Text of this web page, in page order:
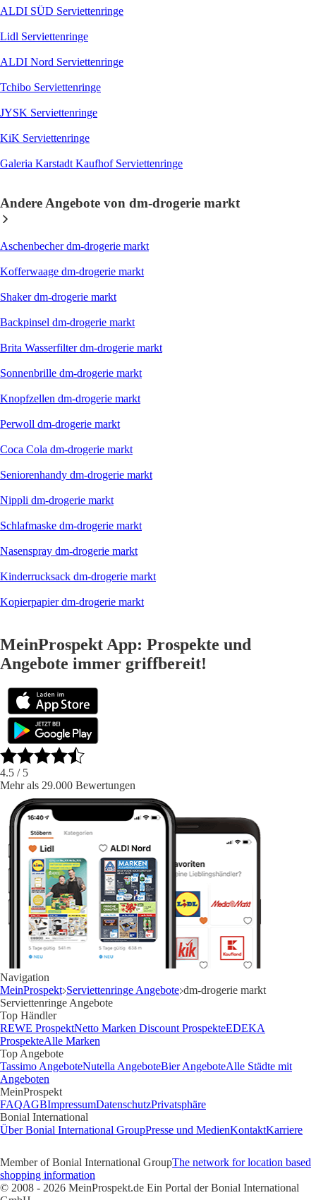
ALDI SÜD Serviettenringe
Lidl Serviettenringe
ALDI Nord Serviettenringe
Tchibo Serviettenringe
JYSK Serviettenringe
KiK Serviettenringe
Galeria Karstadt Kaufhof Serviettenringe
Andere Angebote von dm-drogerie markt
Aschenbecher dm-drogerie markt
Kofferwaage dm-drogerie markt
Shaker dm-drogerie markt
Backpinsel dm-drogerie markt
Brita Wasserfilter dm-drogerie markt
Sonnenbrille dm-drogerie markt
Knopfzellen dm-drogerie markt
Perwoll dm-drogerie markt
Coca Cola dm-drogerie markt
Seniorenhandy dm-drogerie markt
Nippli dm-drogerie markt
Schlafmaske dm-drogerie markt
Nasenspray dm-drogerie markt
Kinderrucksack dm-drogerie markt
Kopierpapier dm-drogerie markt
MeinProspekt App: Prospekte und
Angebote immer griffbereit!
4.5 / 5
Mehr als 29.000 Bewertungen
Navigation
MeinProspekt Serviettenringe Angebote dm-drogerie markt
Serviettenringe Angebote
Top Händler
REWE ProspektNetto Marken Discount ProspekteEDEKA
ProspekteAlle Marken
Top Angebote
Tassimo AngeboteNutella AngeboteBier AngeboteAlle Städte mit
Angeboten
MeinProspekt
FAQAGBImpressumDatenschutzPrivatsphäre
Bonial International
Über Bonial International GroupPresse und MedienKontaktKarriere
Member of Bonial International GroupThe network for location based
shopping information
© 2008 - 2026 MeinProspekt.de Ein Portal der Bonial International